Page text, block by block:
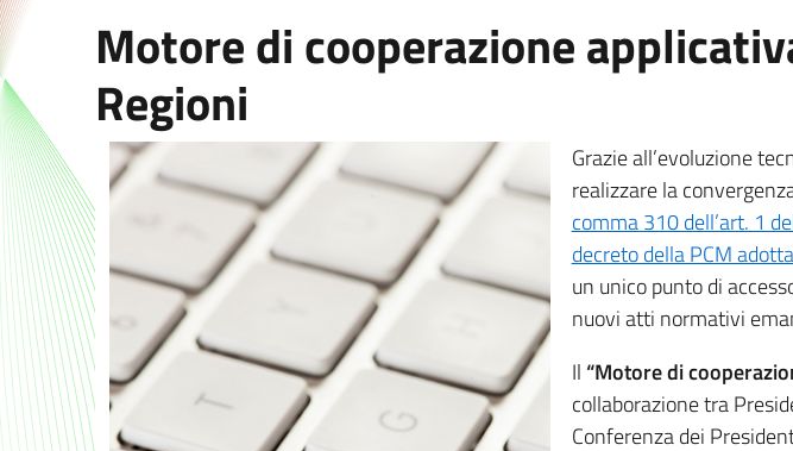
Motore di cooperazione
Regioni
Grazie all’evoluzione
realizzare la
comma 310 dell’art. 1
decreto della PCM
un unico punto di
nuovi atti normativi
Il “Motore di
collaborazione tra
Conferenza dei